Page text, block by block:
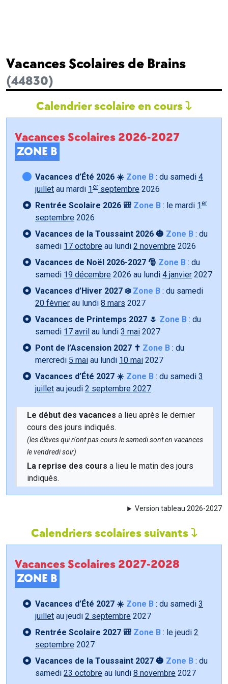
Vacances Scolaires de Brains
(44830)
Calendrier scolaire en cours
Vacances Scolaires 2026-2027
ZONE B
Vacances d’Été 2026 ☀️ Zone B : du samedi 4
juillet au mardi 1 er septembre 2026
Rentrée Scolaire 2026 🎒 Zone B : le mardi 1 er
septembre 2026
Vacances de la Toussaint 2026 🎃 Zone B : du
samedi 17 octobre au lundi 2 novembre 2026
Vacances de Noël 2026-2027 🎅 Zone B : du
samedi 19 décembre 2026 au lundi 4 janvier 2027
Vacances d’Hiver 2027 ❄️ Zone B : du samedi
20 février au lundi 8 mars 2027
Vacances de Printemps 2027 🌷 Zone B : du
samedi 17 avril au lundi 3 mai 2027
Pont de l’Ascension 2027 ✝️ Zone B : du
mercredi 5 mai au lundi 10 mai 2027
Vacances d’Été 2027 ☀️ Zone B : du samedi 3
juillet au jeudi 2 septembre 2027
Le début des vacances a lieu après le dernier
cours des jours indiqués.
(les élèves qui n'ont pas cours le samedi sont en vacances
le vendredi soir)
La reprise des cours a lieu le matin des jours
indiqués.
Version tableau 2026-2027
Calendriers scolaires suivants
Vacances Scolaires 2027-2028
ZONE B
Vacances d’Été 2027 ☀️ Zone B : du samedi 3
juillet au jeudi 2 septembre 2027
Rentrée Scolaire 2027 🎒 Zone B : le jeudi 2
septembre 2027
Vacances de la Toussaint 2027 🎃 Zone B : du
samedi 23 octobre au lundi 8 novembre 2027